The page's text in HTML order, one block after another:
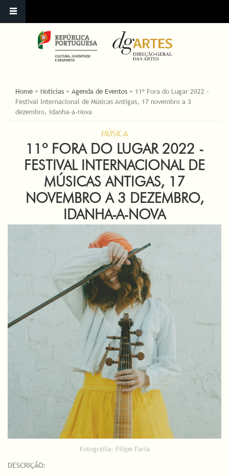
ESTÁ AQUI
Home » Noticias » Agenda de Eventos » 11º Fora do Lugar 2022 -
Festival Internacional de Músicas Antigas, 17 novembro a 3
dezembro, Idanha-a-Nova
MÚSICA
11º FORA DO LUGAR 2022 -
FESTIVAL INTERNACIONAL DE
MÚSICAS ANTIGAS, 17
NOVEMBRO A 3 DEZEMBRO,
IDANHA-A-NOVA
Fotografia: Filipe Faria
DESCRIÇÃO: